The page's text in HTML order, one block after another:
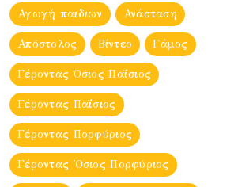
Αγωγή παιδιών Ανάσταση
Απόστολος Βίντεο Γάμος
Γέροντας Όσιος Παΐσιος
Γέροντας Παΐσιος
Γέροντας Πορφύριος
Γέροντας Ὀσιος Πορφύριος